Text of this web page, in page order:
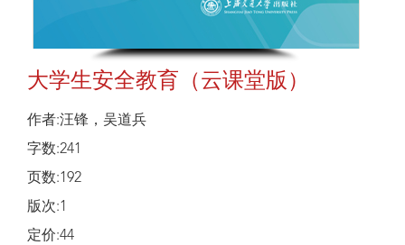
大学生安全教育（云课堂版）
作者:汪锋，吴道兵
字数:241
页数:192
版次:1
定价:44